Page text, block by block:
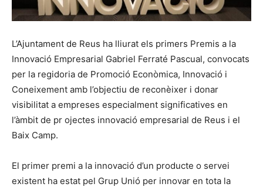
L’Ajuntament de Reus ha lliurat els primers Premis a la
Innovació Empresarial Gabriel Ferraté Pascual, convocats
per la regidoria de Promoció Econòmica, Innovació i
Coneixement amb l’objectiu de reconèixer i donar
visibilitat a empreses especialment significatives en
l’àmbit de pr ojectes innovació empresarial de Reus i el
Baix Camp.
El primer premi a la innovació d’un producte o servei
existent ha estat pel Grup Unió per innovar en tota la